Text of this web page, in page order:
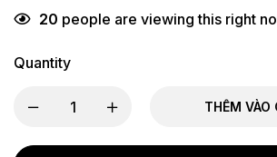
20 people are viewing this right
Quantity
THÊM VÀO